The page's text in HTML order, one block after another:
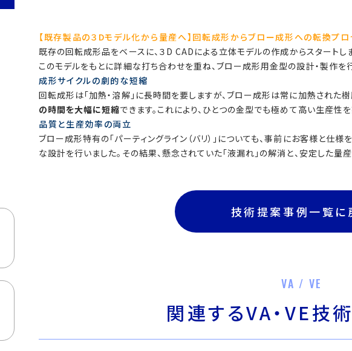
【既存製品の３Dモデル化から量産へ】回転成形からブロー成形への転換プロ
既存の回転成形品をベースに、３D CADによる立体モデルの作成からスタートし
このモデルをもとに詳細な打ち合わせを重ね、ブロー成形用金型の設計・製作を行
成形サイクルの劇的な短縮
回転成形は「加熱・溶解」に長時間を要しますが、ブロー成形は常に加熱された樹
の時間を大幅に短縮できます。これにより、ひとつの金型でも極めて高い生産性を
品質と生産効率の両立
ブロー成形特有の「パーティングライン（バリ）」についても、事前にお客様と仕
な設計を行いました。その結果、懸念されていた「液漏れ」の解消と、安定した量
技術提案事例一覧に
VA / VE
関連するVA・VE技